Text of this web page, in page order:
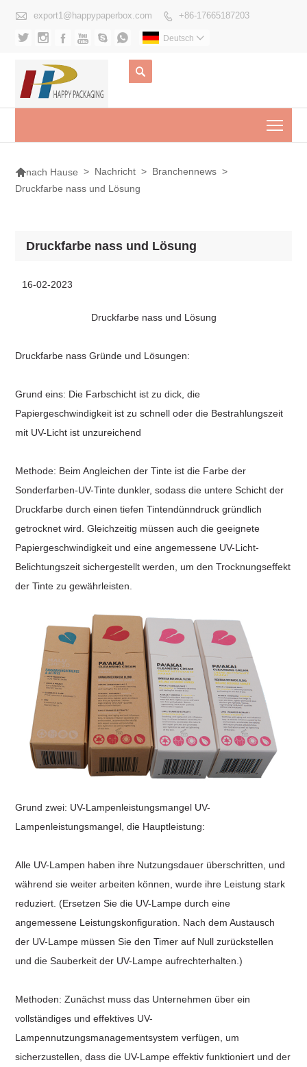
 export1@happypaperbox.com  +86-17665187203
      Deutsch 

nach Hause > Nachricht > Branchennews >
Druckfarbe nass und Lösung
Druckfarbe nass und Lösung
16-02-2023
Druckfarbe nass und Lösung
Druckfarbe nassGründe und Lösungen:
Grund eins: Die Farbschicht ist zu dick, die
Papiergeschwindigkeit ist zu schnell oder die Bestrahlungszeit
mit UV-Licht ist unzureichend
Methode: Beim Angleichen der Tinte ist die Farbe der
Sonderfarben-UV-Tinte dunkler, sodass die untere Schicht der
Druckfarbe durch einen tiefen Tintendünndruck gründlich
getrocknet wird. Gleichzeitig müssen auch die geeignete
Papiergeschwindigkeit und eine angemessene UV-Licht-
Belichtungszeit sichergestellt werden, um den Trocknungseffekt
der Tinte zu gewährleisten.
Grund zwei: UV-Lampenleistungsmangel UV-
Lampenleistungsmangel, die Hauptleistung:
Alle UV-Lampen haben ihre Nutzungsdauer überschritten, und
während sie weiter arbeiten können, wurde ihre Leistung stark
reduziert. (Ersetzen Sie die UV-Lampe durch eine
angemessene Leistungskonfiguration. Nach dem Austausch
der UV-Lampe müssen Sie den Timer auf Null zurückstellen
und die Sauberkeit der UV-Lampe aufrechterhalten.)
Methoden: Zunächst muss das Unternehmen über ein
vollständiges und effektives UV-
Lampennutzungsmanagementsystem verfügen, um
sicherzustellen, dass die UV-Lampe effektiv funktioniert und der